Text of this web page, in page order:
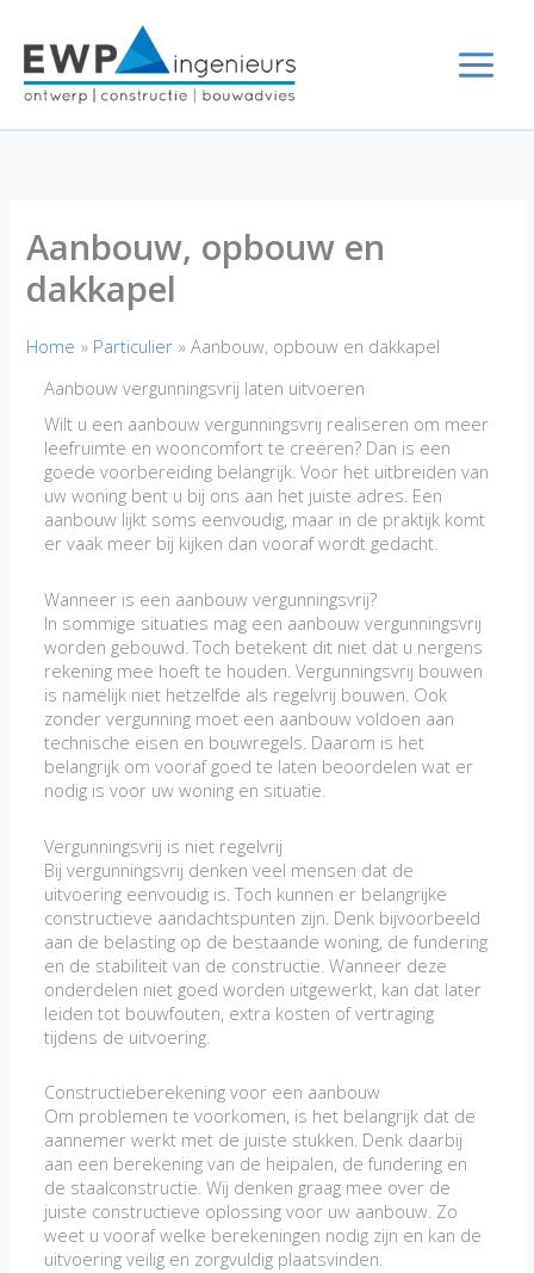
inhoud
Aanbouw, opbouw en
dakkapel
Home Particulier
Aanbouw, opbouw en dakkapel
Aanbouw vergunningsvrij laten uitvoeren
Wilt u een aanbouw vergunningsvrij realiseren om meer
leefruimte en wooncomfort te creëren? Dan is een
goede voorbereiding belangrijk. Voor het uitbreiden van
uw woning bent u bij ons aan het juiste adres. Een
aanbouw lijkt soms eenvoudig, maar in de praktijk komt
er vaak meer bij kijken dan vooraf wordt gedacht.
Wanneer is een aanbouw vergunningsvrij?
In sommige situaties mag een aanbouw vergunningsvrij
worden gebouwd. Toch betekent dit niet dat u nergens
rekening mee hoeft te houden. Vergunningsvrij bouwen
is namelijk niet hetzelfde als regelvrij bouwen. Ook
zonder vergunning moet een aanbouw voldoen aan
technische eisen en bouwregels. Daarom is het
belangrijk om vooraf goed te laten beoordelen wat er
nodig is voor uw woning en situatie.
Vergunningsvrij is niet regelvrij
Bij vergunningsvrij denken veel mensen dat de
uitvoering eenvoudig is. Toch kunnen er belangrijke
constructieve aandachtspunten zijn. Denk bijvoorbeeld
aan de belasting op de bestaande woning, de fundering
en de stabiliteit van de constructie. Wanneer deze
onderdelen niet goed worden uitgewerkt, kan dat later
leiden tot bouwfouten, extra kosten of vertraging
tijdens de uitvoering.
Constructieberekening voor een aanbouw
Om problemen te voorkomen, is het belangrijk dat de
aannemer werkt met de juiste stukken. Denk daarbij
aan een berekening van de heipalen, de fundering en
de staalconstructie. Wij denken graag mee over de
juiste constructieve oplossing voor uw aanbouw. Zo
weet u vooraf welke berekeningen nodig zijn en kan de
uitvoering veilig en zorgvuldig plaatsvinden.